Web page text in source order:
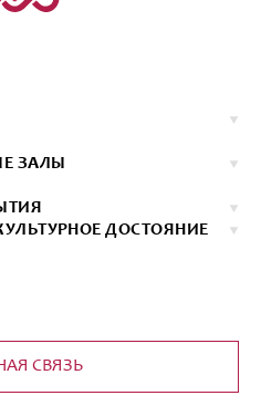
ЗАЛЫ
ДОСТОЯНИЕ
СВЯЗЬ
gcnt.ru
файлов